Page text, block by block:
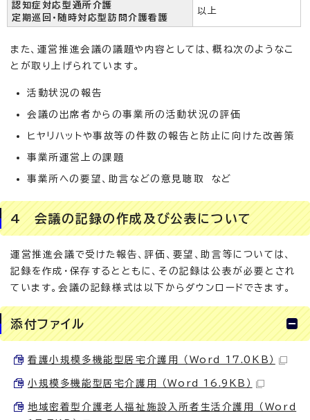
認知症対応型通所介護
定期巡回・随時対応型訪問介護看護
以上
また、運営推進会議の議題や内容としては、概ね次のようなこ
とが取り上げられています。
活動状況の報告
会議の出席者からの事業所の活動状況の評価
ヒヤリハットや事故等の件数の報告と防止に向けた改善策
事業所運営上の課題
事業所への要望、助言などの意見聴取 など
4 会議の記録の作成及び公表について
運営推進会議で受けた報告、評価、要望、助言等については、
記録を作成・保存するとともに、その記録は公表が必要とされ
ています。会議の記録様式は以下からダウンロードできます。
添付ファイル
看護小規模多機能型居宅介護用 （Word 17.0KB）
小規模多機能型居宅介護用 （Word 16.9KB）
地域密着型介護老人福祉施設入所者生活介護用 （Word